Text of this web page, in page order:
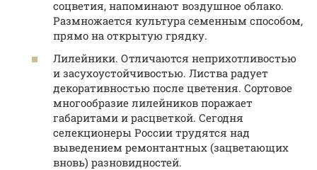
соцветия, напоминают воздушное облако.
Размножается культура семенным способом,
прямо на открытую грядку.
Лилейники. Отличаются неприхотливостью
и засухоустойчивостью. Листва радует
декоративностью после цветения. Сортовое
многообразие лилейников поражает
габаритами и расцветкой. Сегодня
селекционеры России трудятся над
выведением ремонтантных (зацветающих
вновь) разновидностей.